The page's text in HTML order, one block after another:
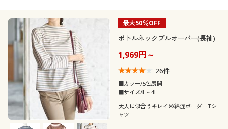
最大50％OFF
ボトルネックプルオーバー(長袖)
1,969円～
26件
■カラー/5色展開
■サイズ/L～4L
大人に似合うキレイめ綿混ボーダーTシ
ャツ